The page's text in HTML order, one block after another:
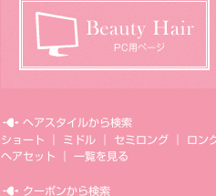
ヘアスタイルから検索
ショート
ミドル セミロング
ロン
ヘアセット
一覧を見る
クーポンから検索